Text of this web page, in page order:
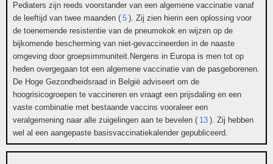
Pediaters zijn reeds voorstander van een algemene vaccinatie vanaf
de leeftijd van twee maanden ( 5 ). Zij zien hierin een oplossing voor
de toenemende resistentie van de pneumokok en wijzen op de
bijkomende bescherming van niet-gevaccineerden in de naaste
omgeving door groepsimmuniteit.Nergens in Europa is men tot op
heden overgegaan tot een algemene vaccinatie van de pasgeborenen.
De Hoge Gezondheidsraad in België adviseert om de
hoogrisicogroepen te vaccineren en vraagt een prijsdaling en een
vaste combinatie met bestaande vaccins vooraleer een
veralgemening naar alle zuigelingen aan te bevelen ( 13 ). Zij hebben
wel al een aangepaste basisvaccinatiekalender gepubliceerd.